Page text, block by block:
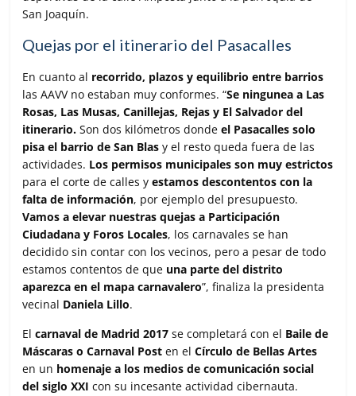
San Joaquín.
Quejas por el itinerario del Pasacalles
En cuanto al recorrido, plazos y equilibrio entre barrios
las AAVV no estaban muy conformes. “Se ningunea a Las
Rosas, Las Musas, Canillejas, Rejas y El Salvador del
itinerario. Son dos kilómetros dondeel Pasacalles solo
pisa el barrio de San Blas y el resto queda fuera de las
actividades. Los permisos municipales son muy estrictos
para el corte de calles yestamos descontentos con la
falta de información, por ejemplo del presupuesto.
Vamos a elevar nuestras quejas a Participación
Ciudadana y Foros Locales, los carnavales se han
decidido sin contar con los vecinos, pero a pesar de todo
estamos contentos de que una parte del distrito
aparezca en el mapa carnavalero”, finaliza la presidenta
vecinal Daniela Lillo.
Elcarnaval de Madrid 2017 se completará con el Baile de
Máscaras o Carnaval Post en elCírculo de Bellas Artes
en un homenaje a los medios de comunicación social
del siglo XXI con su incesante actividad cibernauta.